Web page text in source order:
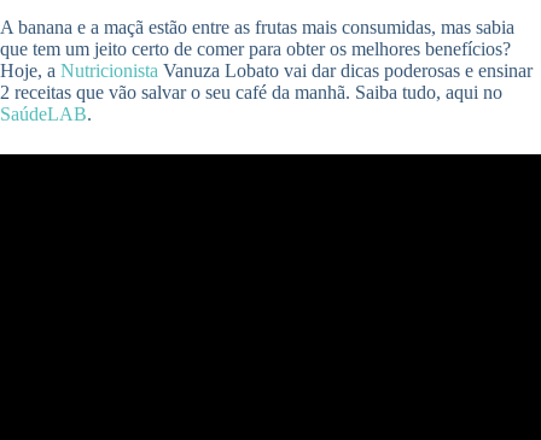
A banana e a maçã estão entre as frutas mais consumidas, mas sabia
que tem um jeito certo de comer para obter os melhores benefícios?
Hoje, a Nutricionista Vanuza Lobato vai dar dicas poderosas e ensinar
2 receitas que vão salvar o seu café da manhã. Saiba tudo, aqui no
SaúdeLAB.